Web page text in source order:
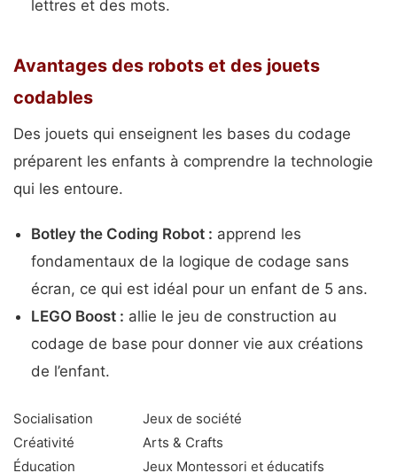
lettres et des mots.
Avantages des robots et des jouets
codables
Des jouets qui enseignent les bases du codage
préparent les enfants à comprendre la technologie
qui les entoure.
Botley the Coding Robot : apprend les
fondamentaux de la logique de codage sans
écran, ce qui est idéal pour un enfant de 5 ans.
LEGO Boost : allie le jeu de construction au
codage de base pour donner vie aux créations
de l’enfant.
Socialisation
Jeux de société
Créativité
Arts & Crafts
Éducation
Jeux Montessori et éducatifs